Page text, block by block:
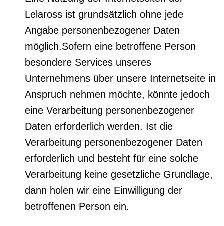
Lelaross ist grundsätzlich ohne jede
Angabe personenbezogener Daten
möglich.Sofern eine betroffene Person
besondere Services unseres
Unternehmens über unsere Internetseite in
Anspruch nehmen möchte, könnte jedoch
eine Verarbeitung personenbezogener
Daten erforderlich werden. Ist die
Verarbeitung personenbezogener Daten
erforderlich und besteht für eine solche
Verarbeitung keine gesetzliche Grundlage,
dann holen wir eine Einwilligung der
betroffenen Person ein.